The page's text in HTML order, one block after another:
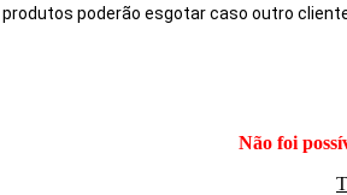
produtos poderão esgotar caso outro
Não foi